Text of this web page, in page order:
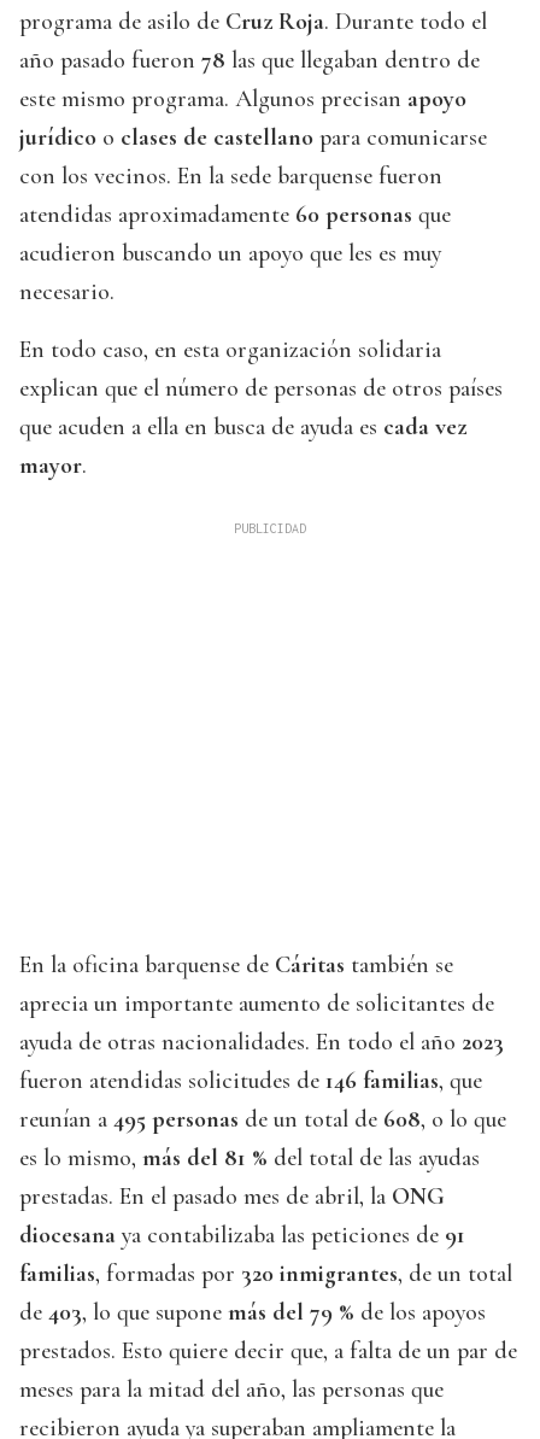
programa de asilo de Cruz Roja. Durante todo el
año pasado fueron 78 las que llegaban dentro de
este mismo programa. Algunos precisan apoyo
jurídico o clases de castellano para comunicarse
con los vecinos. En la sede barquense fueron
atendidas aproximadamente 60 personas que
acudieron buscando un apoyo que les es muy
necesario.
En todo caso, en esta organización solidaria
explican que el número de personas de otros países
que acuden a ella en busca de ayuda es cada vez
mayor.
En la oficina barquense de Cáritas también se
aprecia un importante aumento de solicitantes de
ayuda de otras nacionalidades. En todo el año 2023
fueron atendidas solicitudes de 146 familias, que
reunían a 495 personas de un total de 608, o lo que
es lo mismo, más del 81 % del total de las ayudas
prestadas. En el pasado mes de abril, la ONG
diocesana ya contabilizaba las peticiones de 91
familias, formadas por 320 inmigrantes, de un total
de 403, lo que supone más del 79 % de los apoyos
prestados. Esto quiere decir que, a falta de un par de
meses para la mitad del año, las personas que
recibieron ayuda ya superaban ampliamente la